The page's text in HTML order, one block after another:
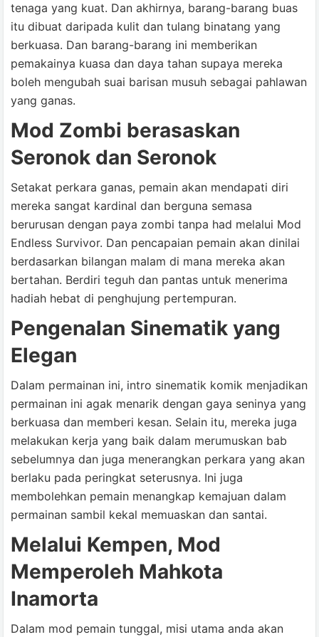
tenaga yang kuat. Dan akhirnya, barang-barang buas
itu dibuat daripada kulit dan tulang binatang yang
berkuasa. Dan barang-barang ini memberikan
pemakainya kuasa dan daya tahan supaya mereka
boleh mengubah suai barisan musuh sebagai pahlawan
yang ganas.
Mod Zombi berasaskan
Seronok dan Seronok
Setakat perkara ganas, pemain akan mendapati diri
mereka sangat kardinal dan berguna semasa
berurusan dengan paya zombi tanpa had melalui Mod
Endless Survivor. Dan pencapaian pemain akan dinilai
berdasarkan bilangan malam di mana mereka akan
bertahan. Berdiri teguh dan pantas untuk menerima
hadiah hebat di penghujung pertempuran.
Pengenalan Sinematik yang
Elegan
Dalam permainan ini, intro sinematik komik menjadikan
permainan ini agak menarik dengan gaya seninya yang
berkuasa dan memberi kesan. Selain itu, mereka juga
melakukan kerja yang baik dalam merumuskan bab
sebelumnya dan juga menerangkan perkara yang akan
berlaku pada peringkat seterusnya. Ini juga
membolehkan pemain menangkap kemajuan dalam
permainan sambil kekal memuaskan dan santai.
Melalui Kempen, Mod
Memperoleh Mahkota
Inamorta
Dalam mod pemain tunggal, misi utama anda akan